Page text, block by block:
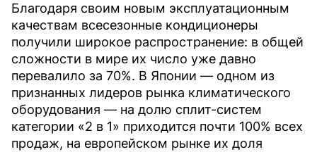
Благодаря своим новым эксплуатационным
качествам всесезонные кондиционеры
получили широкое распространение: в общей
сложности в мире их число уже давно
перевалило за 70%. В Японии — одном из
признанных лидеров рынка климатического
оборудования — на долю сплит-систем
категории «2 в 1» приходится почти 100% всех
продаж, на европейском рынке их доля